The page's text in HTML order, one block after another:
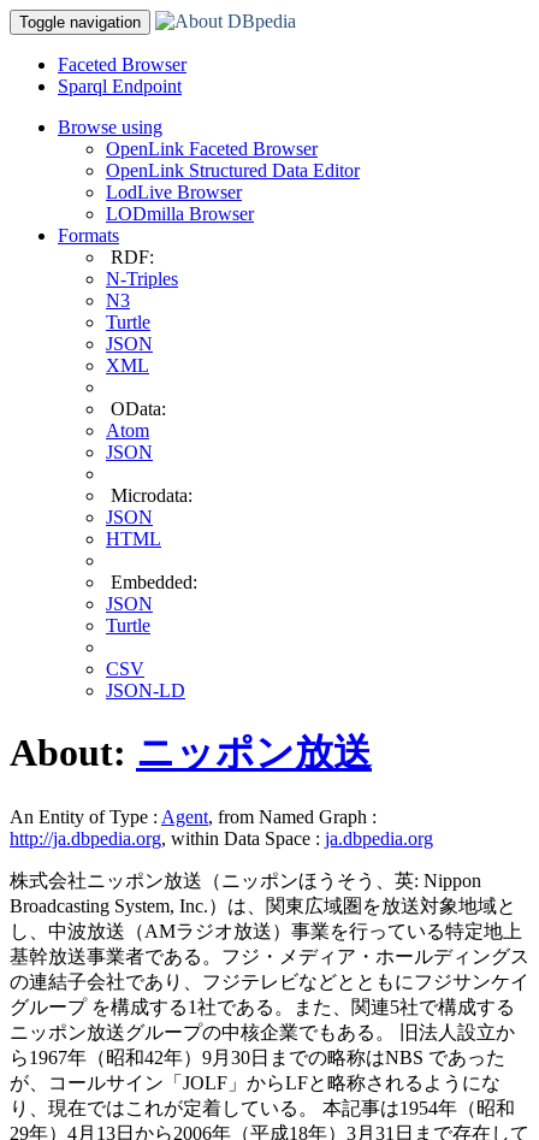
Toggle navigation
Faceted Browser
Sparql Endpoint
Browse using
OpenLink Faceted Browser
OpenLink Structured Data Editor
LodLive Browser
LODmilla Browser
Formats
RDF:
N-Triples
N3
Turtle
JSON
XML
OData:
Atom
JSON
Microdata:
JSON
HTML
Embedded:
JSON
Turtle
CSV
JSON-LD
About: ニッポン放送
An Entity of Type : Agent, from Named Graph :
http://ja.dbpedia.org, within Data Space : ja.dbpedia.org
株式会社ニッポン放送（ニッポンほうそう、英: Nippon
Broadcasting System, Inc.）は、関東広域圏を放送対象地域と
し、中波放送（AMラジオ放送）事業を行っている特定地上
基幹放送事業者である。フジ・メディア・ホールディングス
の連結子会社であり、フジテレビなどとともにフジサンケイ
グループ を構成する1社である。また、関連5社で構成する
ニッポン放送グループの中核企業でもある。 旧法人設立か
ら1967年（昭和42年）9月30日までの略称はNBS であった
が、コールサイン「JOLF」からLFと略称されるようにな
り、現在ではこれが定着している。 本記事は1954年（昭和
29年）4月13日から2006年（平成18年）3月31日まで存在して